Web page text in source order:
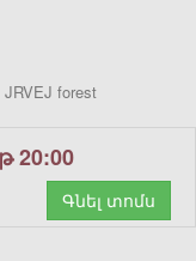
forest
20:00
Գնել տոմս